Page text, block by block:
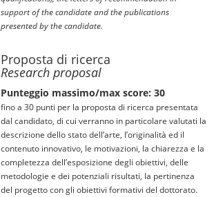
support of the candidate and the publications
presented by the candidate.
Proposta di ricerca
Research proposal
Punteggio massimo/max score: 30
fino a 30 punti per la proposta di ricerca presentata
dal candidato, di cui verranno in particolare valutati la
descrizione dello stato dell’arte, l’originalità ed il
contenuto innovativo, le motivazioni, la chiarezza e la
completezza dell’esposizione degli obiettivi, delle
metodologie e dei potenziali risultati, la pertinenza
del progetto con gli obiettivi formativi del dottorato.